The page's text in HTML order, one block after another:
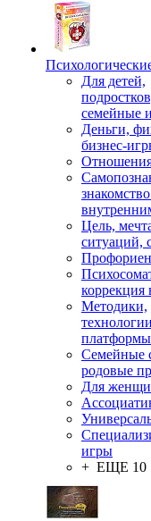
Для детей,
семейные
Деньги,
бизнес-
Цель,
ситуаций,
коррекция
Методики,
платформы
Семейные
родовые
Для
игры
+ ЕЩЕ 10